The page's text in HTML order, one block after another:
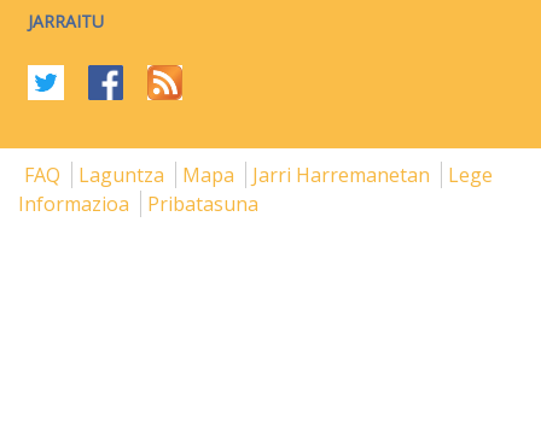
JARRAITU
FAQ Laguntza Mapa Jarri Harremanetan
Lege
Informazioa
Pribatasuna